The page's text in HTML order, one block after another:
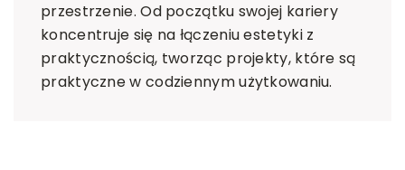
przestrzenie. Od początku swojej kariery
koncentruje się na łączeniu estetyki z
praktycznością, tworząc projekty, które są
praktyczne w codziennym użytkowaniu.